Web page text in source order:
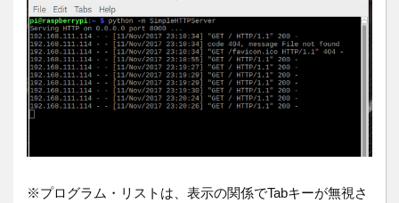
※プログラム・リストは、表示の関係でTabキーが無視さ